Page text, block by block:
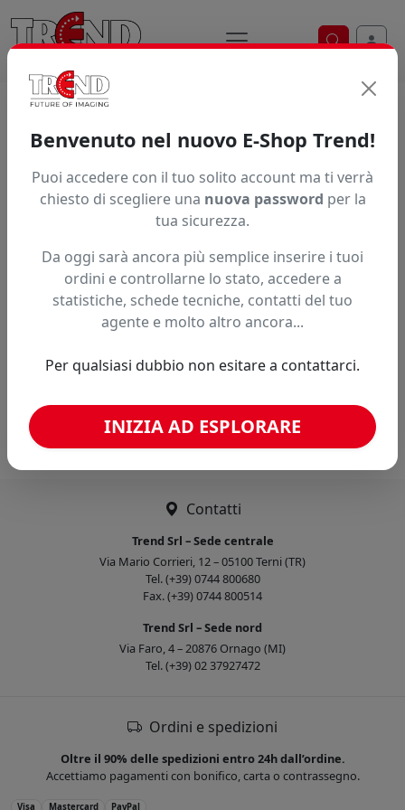
Ricerca
Articolo non trovato.
Hai trovato questo prodotto ad un prezzo più basso?
Fai una segnalazione
Confronta con articoli simili
Caricamento confronto...
Contatti
Trend Srl – Sede centrale
Via Mario Corrieri, 12 – 05100 Terni (TR)
Tel. (+39) 0744 800680
Fax. (+39) 0744 800514
Trend Srl – Sede nord
Via Faro, 4 – 20876 Ornago (MI)
Tel. (+39) 02 37927472
Ordini e spedizioni
Oltre il 90% delle spedizioni entro 24h dall’ordine.
Accettiamo pagamenti con bonifico, carta o contrassegno.
Visa Mastercard PayPal
Benvenuto nel nuovo E-Shop Trend!
Puoi accedere con il tuo solito account ma ti verrà
chiesto di scegliere una nuova password per la
tua sicurezza.
Da oggi sarà ancora più semplice inserire i tuoi
ordini e controllarne lo stato, accedere a
statistiche, schede tecniche, contatti del tuo
agente e molto altro ancora...
Per qualsiasi dubbio non esitare a contattarci.
INIZIA AD ESPLORARE